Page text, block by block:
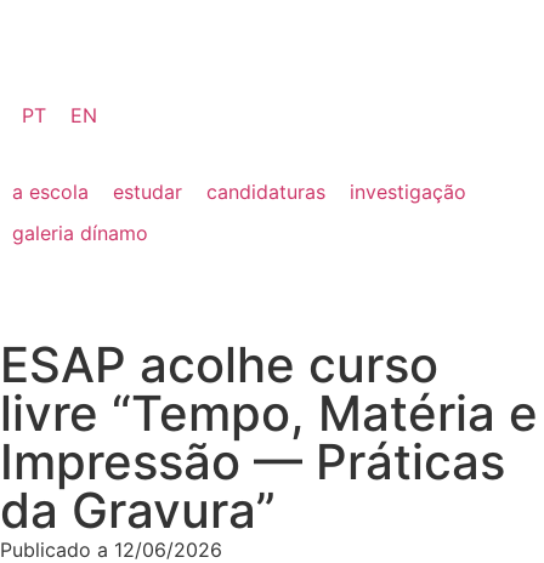
PT EN
a escola estudar candidaturas
investigação
galeria dínamo
ESAP acolhe curso
livre “Tempo, Matéria e
Impressão — Práticas
da Gravura”
Publicado a 12/06/2026